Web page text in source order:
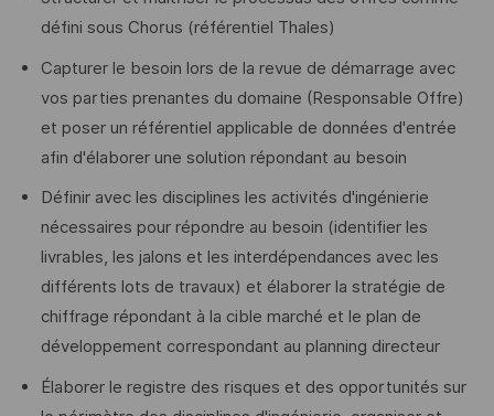
défini sous Chorus (référentiel Thales)
Capturer le besoin lors de la revue de démarrage avec
vos parties prenantes du domaine (Responsable Offre)
et poser un référentiel applicable de données d'entrée
afin d'élaborer une solution répondant au besoin
Définir avec les disciplines les activités d'ingénierie
nécessaires pour répondre au besoin (identifier les
livrables, les jalons et les interdépendances avec les
différents lots de travaux) et élaborer la stratégie de
chiffrage répondant à la cible marché et le plan de
développement correspondant au planning directeur
Élaborer le registre des risques et des opportunités sur